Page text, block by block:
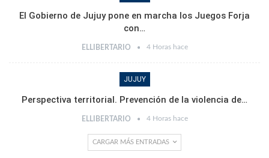
El Gobierno de Jujuy pone en marcha los Juegos Forja
con…
ELLIBERTARIO 4 Horas hace
JUJUY
Perspectiva territorial. Prevención de la violencia de…
ELLIBERTARIO 4 Horas hace
CARGAR MÁS ENTRADAS